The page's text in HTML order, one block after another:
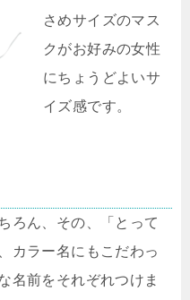
さめサイズのマス
クがお好みの女性
にちょうどよいサ
イズ感です。
ろん、その、「とって
カラー名にもこだわっ
名前をそれぞれつけま